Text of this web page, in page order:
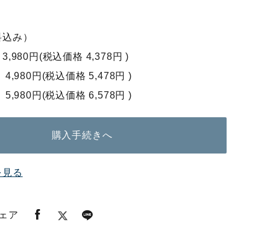
み）
円(税込価格 4,378円 )
円(税込価格 5,478円 )
円(税込価格 6,578円 )
購入手続きへ
る
ア